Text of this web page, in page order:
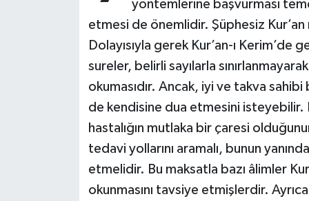
yöntemlerine başvurması
etmesi de önemlidir. Şüphesiz
Dolayısıyla gerek Kur’an-ı
sureler, belirli sayılarla
okumasıdır. Ancak, iyi ve takva
de kendisine dua etmesini isteyebilir.
hastalığın mutlaka bir çaresi
tedavi yollarını aramalı, bunun
etmelidir. Bu maksatla bazı âlimler
okunmasını tavsiye etmişlerdir.
Bitlis Müftülüğü
Bolu Müftülüğü
Burdur Müftülüğü
Bursa Müftülüğü
Çanakkale Müftülüğü
Makaleler